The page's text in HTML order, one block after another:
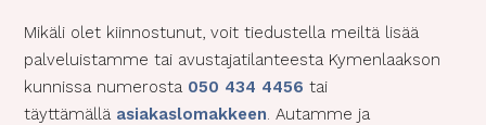
Mikäli olet kiinnostunut, voit tiedustella meiltä lisää
palveluistamme tai avustajatilanteesta Kymenlaakson
kunnissa numerosta 050 434 4456 tai
täyttämällä asiakaslomakkeen. Autamme ja